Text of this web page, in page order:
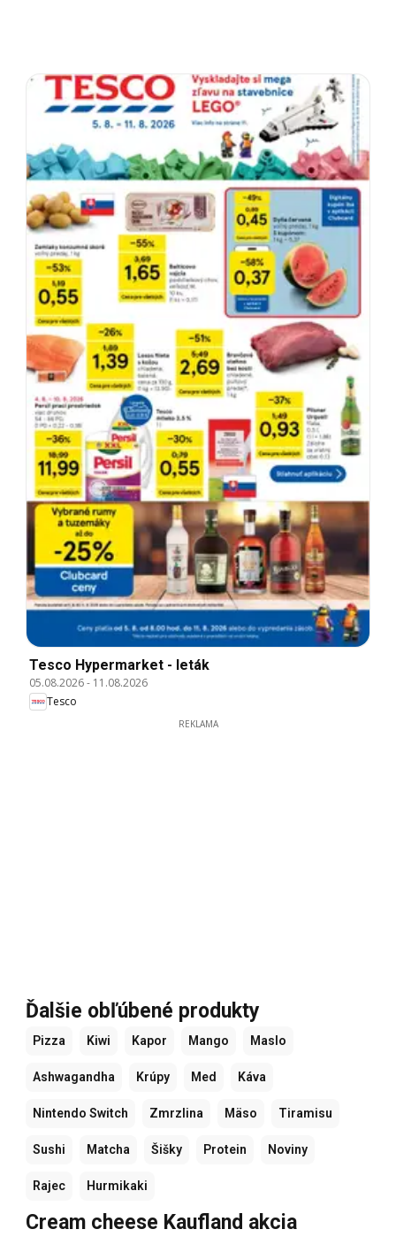
Tesco Hypermarket - leták
05.08.2026- 11.08.2026
Tesco
REKLAMA
Ďalšie obľúbené produkty
Pizza Kiwi Kapor Mango Maslo
Ashwagandha Krúpy Med Káva
Nintendo Switch Zmrzlina Mäso Tiramisu
Sushi Matcha Šišky Protein Noviny
Rajec Hurmikaki
Cream cheese Kaufland akcia